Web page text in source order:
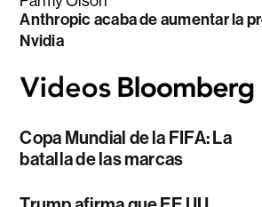
Anthropic acaba de aumentar la
Nvidia
Copa Mundial de la FIFA: La
batalla de las marcas